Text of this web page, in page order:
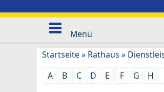
Menü
Startseite» Rathaus »
A
B C D E F G H